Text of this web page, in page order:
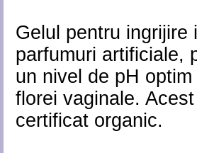
Gelul pentru ingrijire
parfumuri artificiale,
un nivel de pH
florei vaginale.
certificat organic.